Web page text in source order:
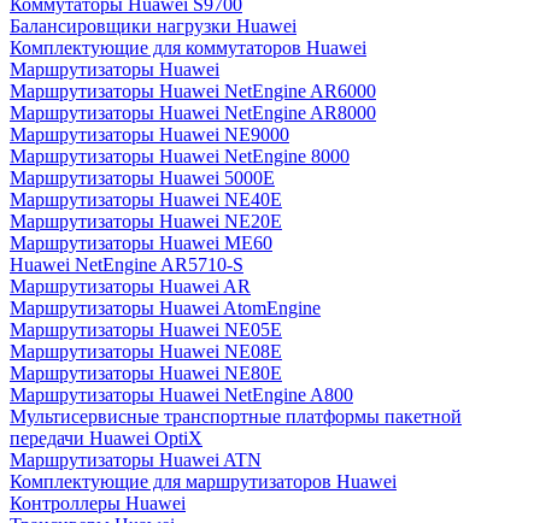
Коммутаторы Huawei S9700
Балансировщики нагрузки Huawei
Комплектующие для коммутаторов Huawei
Маршрутизаторы Huawei
Маршрутизаторы Huawei NetEngine AR6000
Маршрутизаторы Huawei NetEngine AR8000
Маршрутизаторы Huawei NE9000
Маршрутизаторы Huawei NetEngine 8000
Маршрутизаторы Huawei 5000E
Маршрутизаторы Huawei NE40E
Маршрутизаторы Huawei NE20E
Маршрутизаторы Huawei ME60
Huawei NetEngine AR5710-S
Маршрутизаторы Huawei AR
Маршрутизаторы Huawei AtomEngine
Маршрутизаторы Huawei NE05E
Маршрутизаторы Huawei NE08E
Маршрутизаторы Huawei NE80E
Маршрутизаторы Huawei NetEngine A800
Мультисервисные транспортные платформы пакетной
передачи Huawei OptiX
Маршрутизаторы Huawei ATN
Комплектующие для маршрутизаторов Huawei
Контроллеры Huawei